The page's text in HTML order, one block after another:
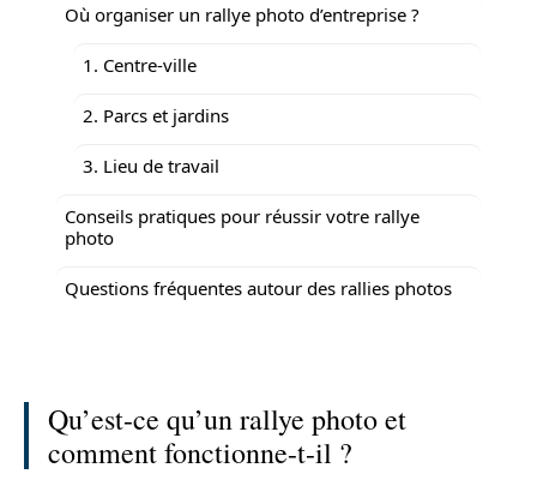
Où organiser un rallye photo d’entreprise ?
1. Centre-ville
2. Parcs et jardins
3. Lieu de travail
Conseils pratiques pour réussir votre rallye
photo
Questions fréquentes autour des rallies photos
Qu’est-ce qu’un rallye photo et
comment fonctionne-t-il ?